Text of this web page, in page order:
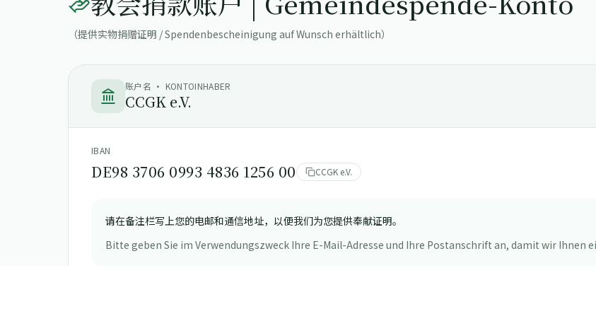
（提供实物捐赠证明 / Spendenbescheinigung auf Wunsch erhältlich）
账户名 · KONTOINHABER
CCGK e.V.
IBAN
DE98 3706 0993 4836 1256 00 CCGK e.V.
请在备注栏写上您的电邮和通信地址，以便我们为您提供奉献证明。
Bitte geben Sie im Verwendungszweck Ihre E-Mail-Adresse und Ihre Postanschrift an, damit wir Ihnen